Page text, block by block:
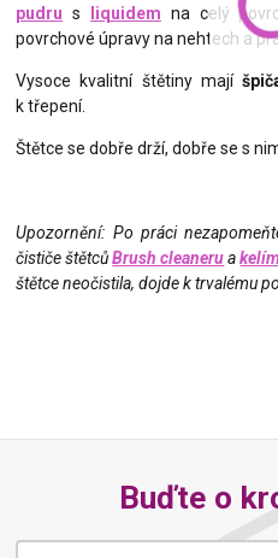
pudru s liquidem na celý
povrchové úpravy na nehtech a
Vysoce kvalitní štětiny mají
k třepení.
Štětce se dobře drží, dobře se s
Upozornění: Po práci
čističe štětcůBrush cleanerua
štětce neočistila, dojde k trvalému
Buďte o